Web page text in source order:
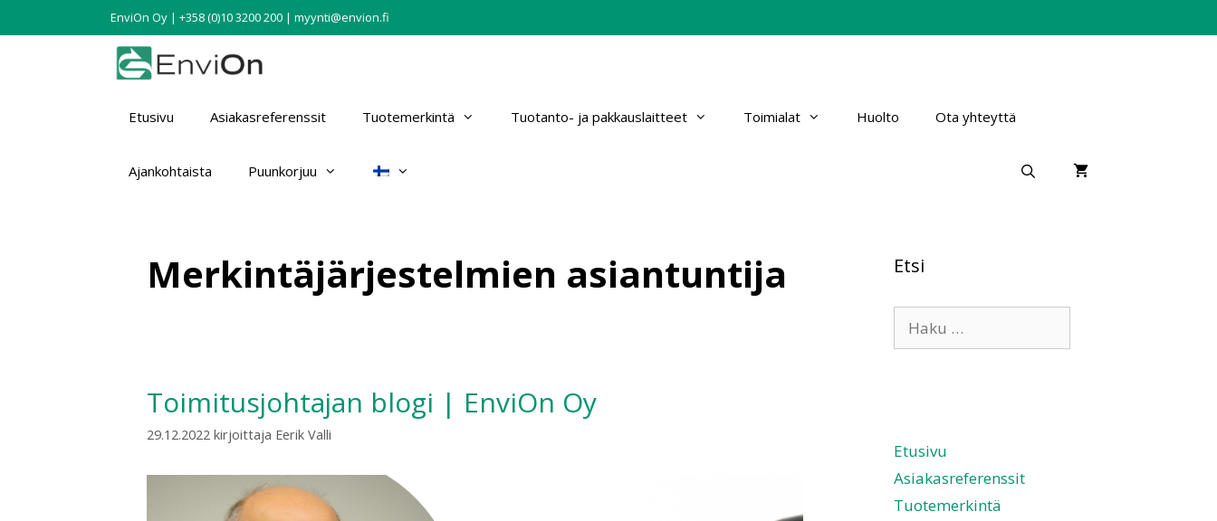
EnviOn Oy | +358 (0)10 3200 200 | myynti@envion.fi
Etusivu Asiakasreferenssit Tuotemerkintä Tuotanto- ja pakkauslaitteet Toimialat Huolto Ota yhteyttä
Ajankohtaista Puunkorjuu
Merkintäjärjestelmien asiantuntija
Toimitusjohtajan blogi | EnviOn Oy
29.12.2022 kirjoittaja Eerik Valli
Etsi
Etusivu
Asiakasreferenssit
Tuotemerkintä